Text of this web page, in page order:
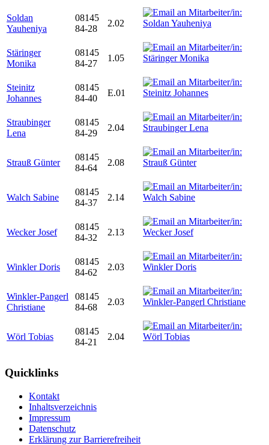
Soldan
Yauheniya
08145
84-28
2.02
Stäringer
Monika
08145
84-27
1.05
Steinitz
Johannes
08145
84-40
E.01
Straubinger
Lena
08145
84-29
2.04
Strauß Günter
08145
84-64
2.08
Walch Sabine
08145
84-37
2.14
Wecker Josef
08145
84-32
2.13
Winkler Doris
08145
84-62
2.03
Winkler-Pangerl
Christiane
08145
84-68
2.03
Wörl Tobias
08145
84-21
2.04
Quicklinks
Kontakt
Inhaltsverzeichnis
Impressum
Datenschutz
Erklärung zur Barrierefreiheit